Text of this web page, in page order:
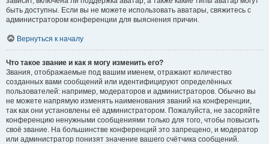
быть доступны. Если вы не можете использовать аватары, свяжитесь с
администратором конференции для выяснения причин.
Вернуться к началу
Что такое звание и как я могу изменить его?
Звания, отображаемые под вашим именем, отражают количество
созданных вами сообщений или идентифицируют определённых
пользователей: например, модераторов и администраторов. Обычно вы
не можете напрямую изменять наименования званий на конференции,
так как они установлены её администратором. Пожалуйста, не засоряйте
конференцию ненужными сообщениями только для того, чтобы повысить
своё звание. На большинстве конференций это запрещено, и модератор
или администратор понизят значение вашего счётчика сообщений.